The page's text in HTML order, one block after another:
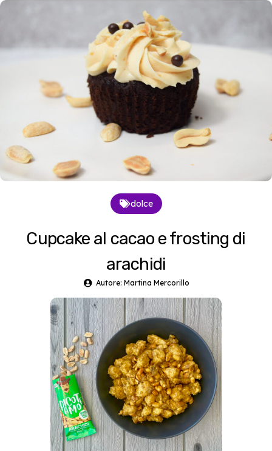
dolce
Cupcake al cacao e frosting di
arachidi
Autore: Martina Mercorillo